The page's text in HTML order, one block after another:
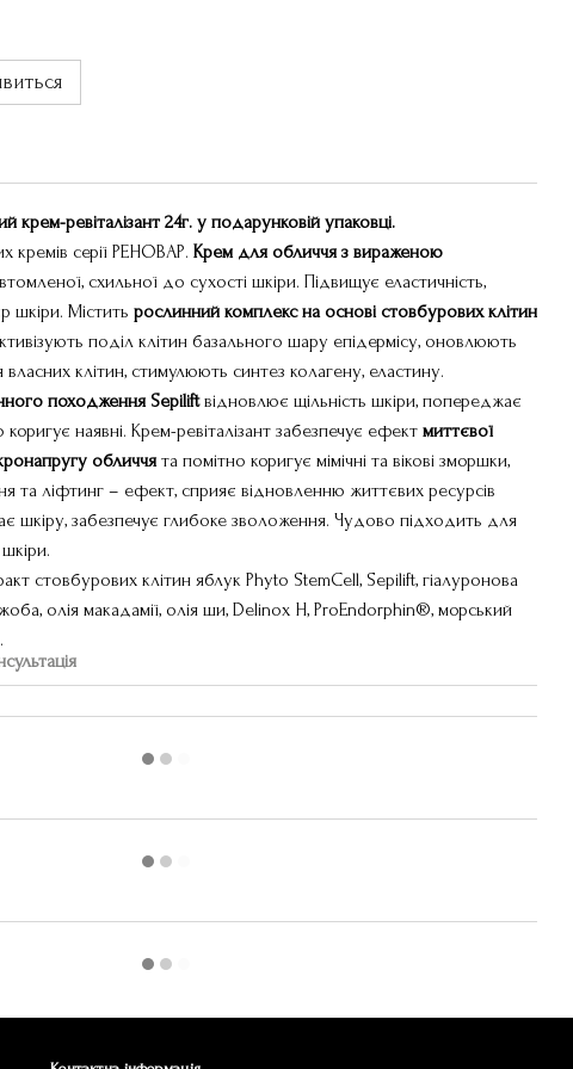
ревіталізант 24г. у подарунковій упаковці.
кремів серії РЕНОВАР. Крем для обличчя з вираженою
схильної до сухості шкіри. Підвищує еластичність,
шкіри. Містить рослинний комплекс на основі стовбурових клітин
поділ клітин базального шару епідермісу, оновлюють
клітин, стимулюють синтез колагену, еластину.
походження Sepiliftвідновлює щільність шкіри, попереджає
наявні. Крем-ревіталізант забезпечує ефект миттєвої
обличчя та помітно коригує мімічні та вікові зморшки,
та ліфтинг – ефект, сприяє відновленню життєвих ресурсів
шкіру, забезпечує глибоке зволоження. Чудово підходить для
стовбурових клітин яблук Phyto StemCell, Sepilift, гіалуронова
олія макадамії, олія ши, Delinox H, ProEndorphin®, морський